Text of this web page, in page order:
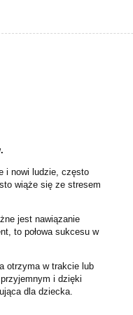
i nowi ludzie, często
wiąże się ze stresem
jest nawiązanie
to połowa sukcesu w
otrzyma w trakcie lub
i dzięki
dla dziecka.